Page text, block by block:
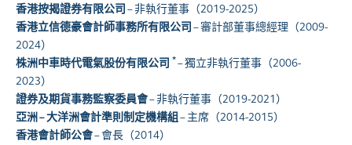
香港按揭證券有限公司 – 非執行董事（2019-2025）
香港立信德豪會計師事務所有限公司 – 審計部董事總經理 （2009-
2024）
株洲中車時代電氣股份有限公司 *– 獨立非執行董事（2006-
2023）
證券及期貨事務監察委員會– 非執行董事（2019-2021）
亞洲 – 大洋洲會計準則制定機構組 – 主席（2014-2015）
香港會計師公會– 會長（2014）